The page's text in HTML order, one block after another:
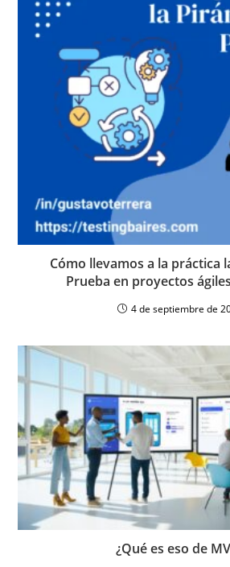
Cómo llevamos a la práctica
Prueba en proyectos
4 de septiembre de
¿Qué es eso de